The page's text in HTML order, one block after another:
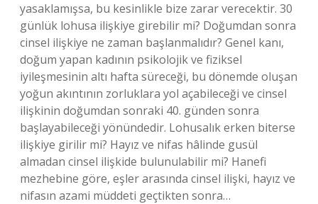
yasaklamışsa, bu kesinlikle bize zarar verecektir. 30
günlük lohusa ilişkiye girebilir mi? Doğumdan sonra
cinsel ilişkiye ne zaman başlanmalıdır? Genel kanı,
doğum yapan kadının psikolojik ve fiziksel
iyileşmesinin altı hafta süreceği, bu dönemde oluşan
yoğun akıntının zorluklara yol açabileceği ve cinsel
ilişkinin doğumdan sonraki 40. günden sonra
başlayabileceği yönündedir. Lohusalık erken biterse
ilişkiye girilir mi? Hayız ve nifas hâlinde gusül
almadan cinsel ilişkide bulunulabilir mi? Hanefi
mezhebine göre, eşler arasında cinsel ilişki, hayız ve
nifasın azami müddeti geçtikten sonra…